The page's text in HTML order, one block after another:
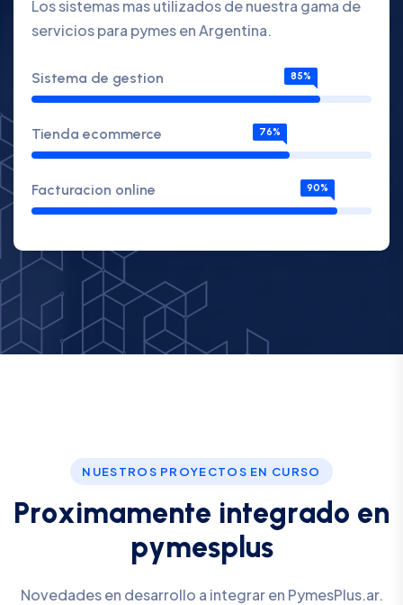
Los sistemas mas utilizados de nuestra gama de
servicios para pymes en Argentina.
Sistema de gestion 85%
Tienda ecommerce 76%
Facturacion online 90%
NUESTROS PROYECTOS EN CURSO
Proximamente integrado en
pymesp us
Novedades en desarrollo a integrar en PymesPlus.ar.